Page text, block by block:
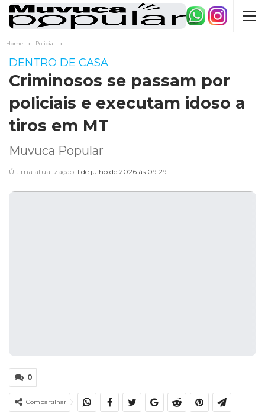
Home Policial
DENTRO DE CASA
Criminosos se passam por
policiais e executam idoso a
tiros em MT
Muvuca Popular
Última atualização 1 de julho de 2026 às 09:29
0
Compartilhar